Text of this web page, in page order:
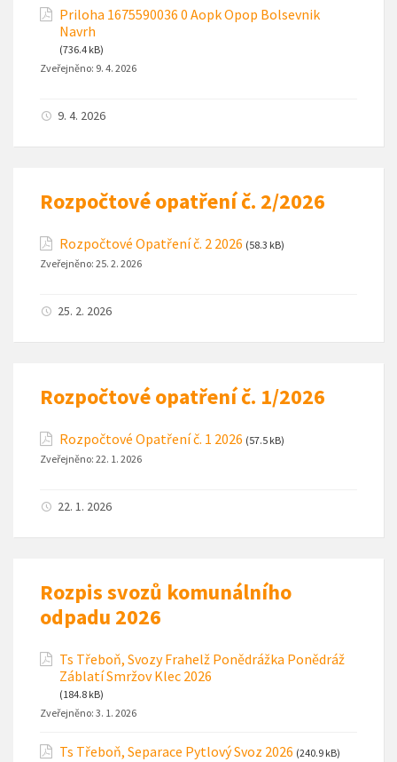
Priloha 1675590036 0 Aopk Opop Bolsevnik
Navrh
(736.4 kB)
Zveřejněno: 9. 4. 2026
9. 4. 2026
Rozpočtové opatření č. 2/2026
Rozpočtové Opatření č. 2 2026 (58.3 kB)
Zveřejněno: 25. 2. 2026
25. 2. 2026
Rozpočtové opatření č. 1/2026
Rozpočtové Opatření č. 1 2026 (57.5 kB)
Zveřejněno: 22. 1. 2026
22. 1. 2026
Rozpis svozů komunálního
odpadu 2026
Ts Třeboň, Svozy Frahelž Ponědrážka Ponědráž
Záblatí Smržov Klec 2026
(184.8 kB)
Zveřejněno: 3. 1. 2026
Ts Třeboň, Separace Pytlový Svoz 2026 (240.9 kB)